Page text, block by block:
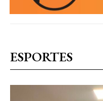
ESPORTES